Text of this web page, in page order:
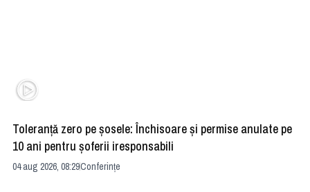
Toleranță zero pe șosele: Închisoare și permise anulate pe
10 ani pentru șoferii iresponsabili
04 aug 2026, 08:29Conferințe